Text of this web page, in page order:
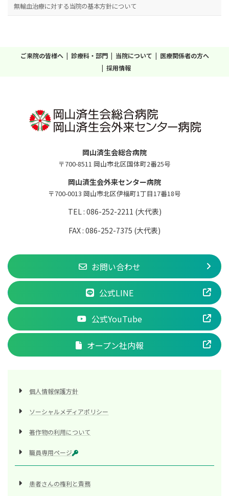
無輸血治療に対する当院の基本方針について
ご来院の皆様へ 診療科・部門 当院について
医療関係者の方へ
採用情報
岡山済生会総合病院
〒700-8511 岡山市北区国体町2番25号
岡山済生会外来センター病院
〒700-0013 岡山市北区伊福町1丁目17番18号
TEL : 086-252-2211 (大代表)
FAX : 086-252-7375 (大代表)
お問い合わせ
公式LINE
公式YouTube
オープン社内報
個人情報保護方針
ソーシャルメディアポリシー
著作物の利用について
職員専用ページ
患者さんの権利と責務